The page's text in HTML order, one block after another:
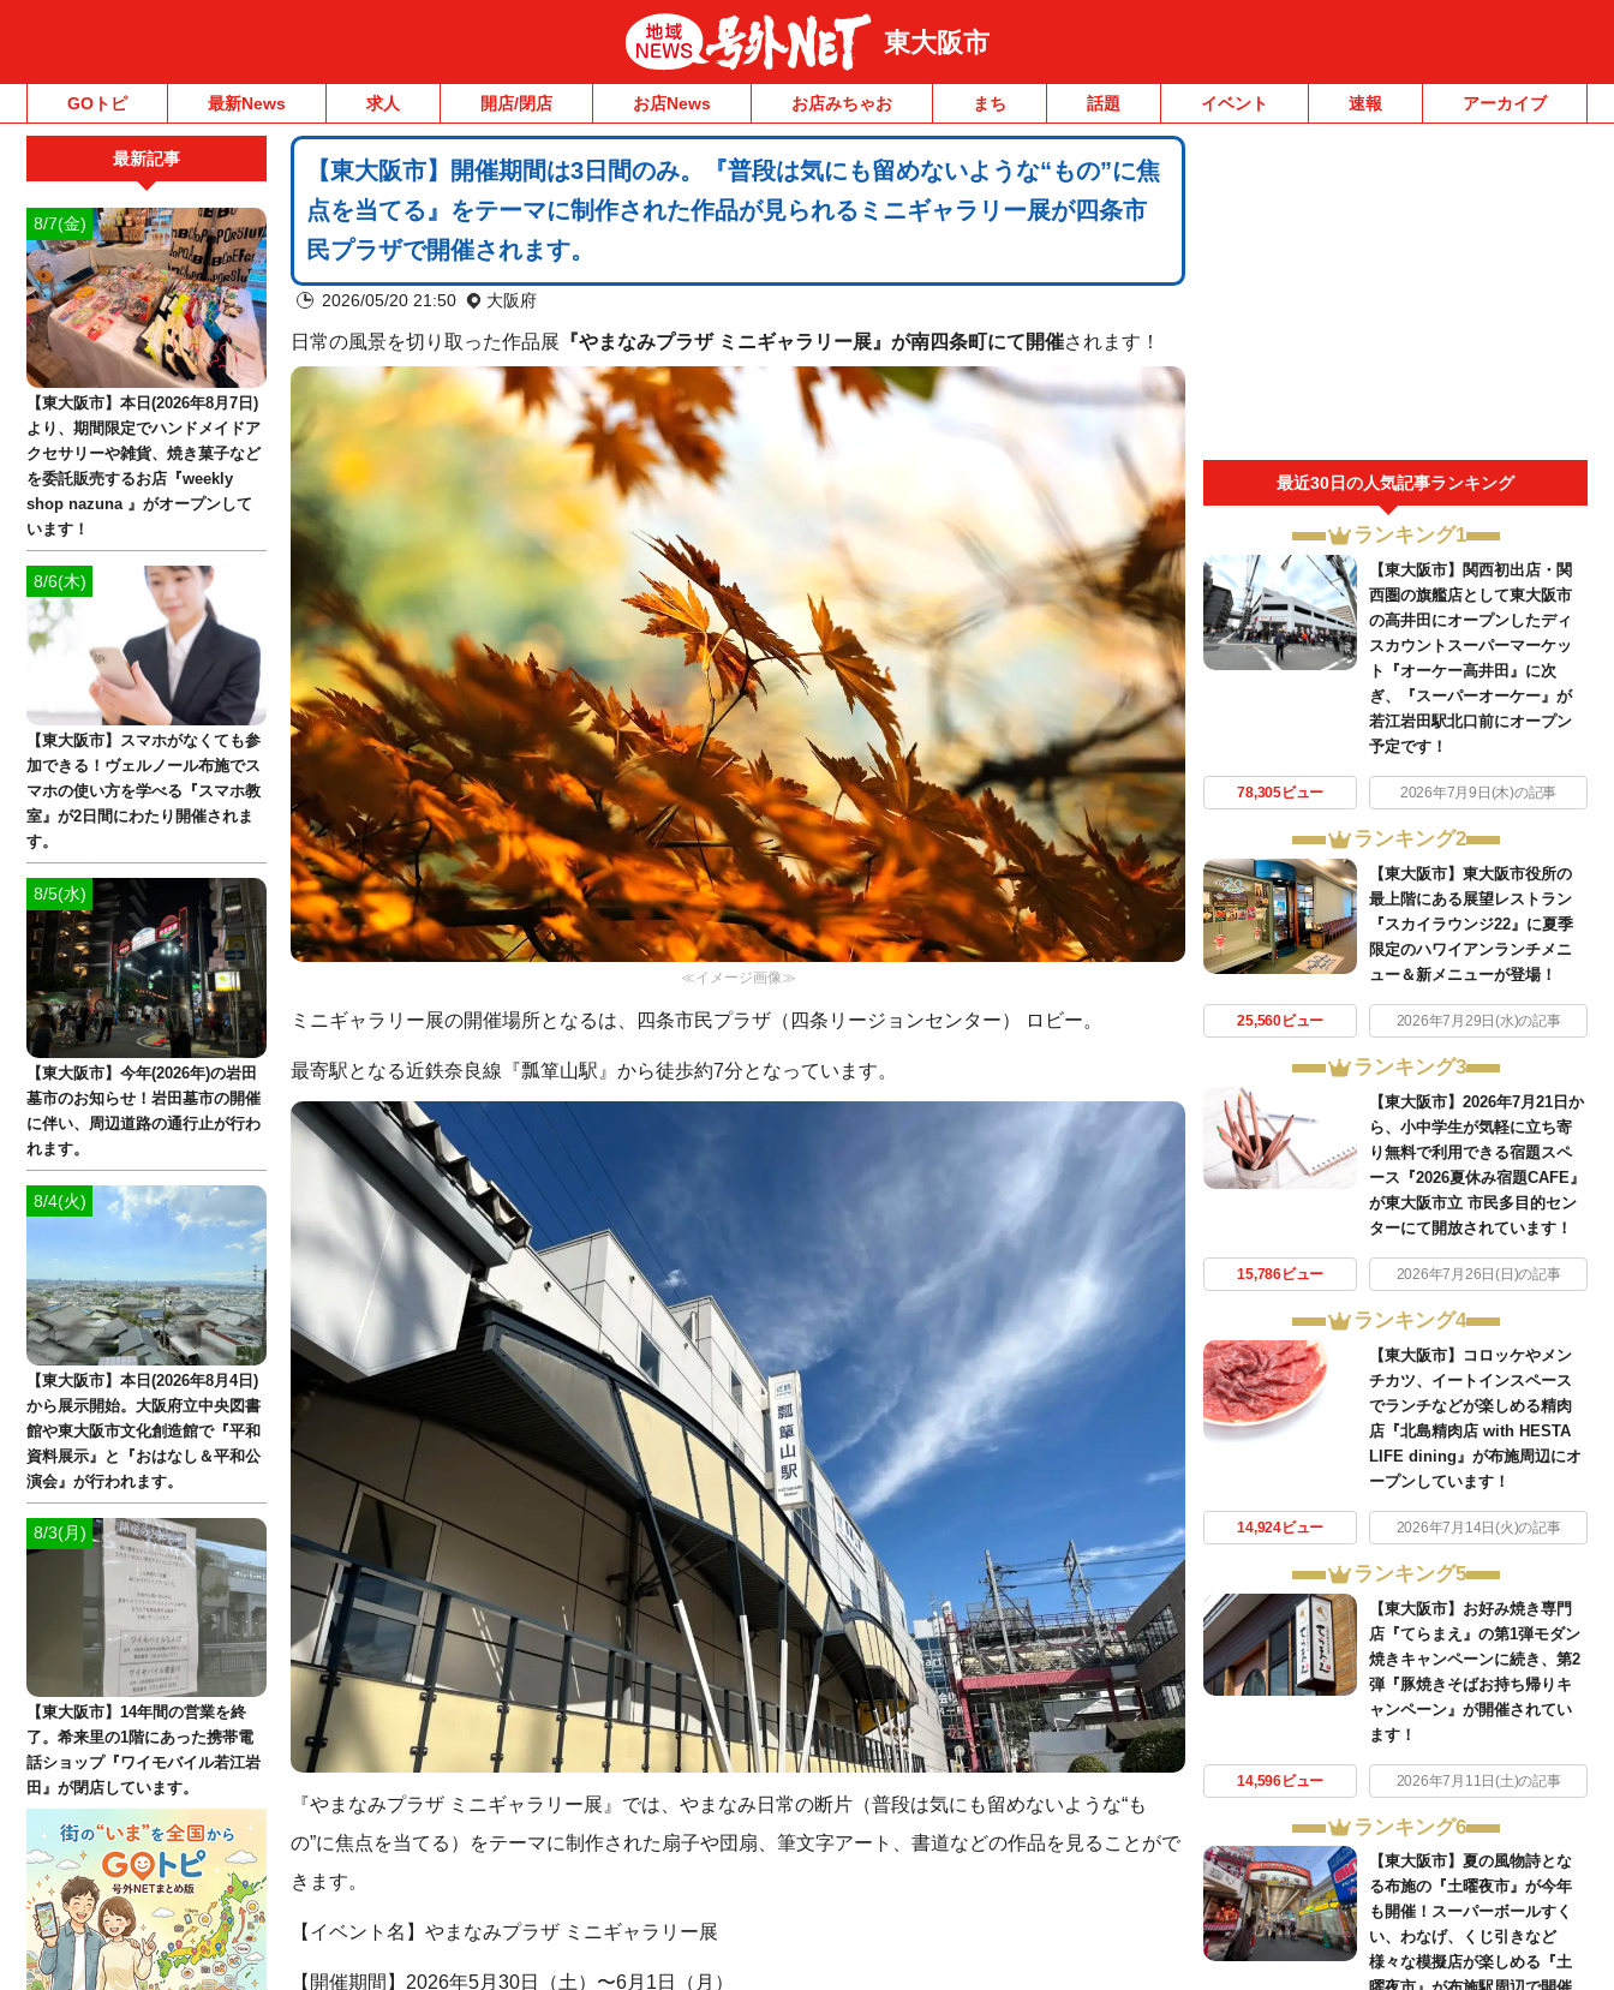
東大阪市
GOトピ 最新News 求人 開店/閉店 お店News お店みちゃお まち 話題 イベント 速報 アーカイブ
【東大阪市】開催期間は3日間のみ。『普段は気にも留めないような“もの”に焦
点を当てる』をテーマに制作された作品が見られるミニギャラリー展が四条市
民プラザで開催されます。
2026/05/20 21:50 大阪府
日常の風景を切り取った作品展 『やまなみプラザ ミニギャラリー展』が南四条町にて開催されます！
≪イメージ画像≫
ミニギャラリー展の開催場所となるは、四条市民プラザ（四条リージョンセンター） ロビー。
最寄駅となる近鉄奈良線『瓢箪山駅』から徒歩約7分となっています。
『やまなみプラザ ミニギャラリー展』では、やまなみ日常の断片（普段は気にも留めないような“も
の”に焦点を当てる）をテーマに制作された扇子や団扇、筆文字アート、書道などの作品を見ることがで
きます。
【イベント名】やまなみプラザ ミニギャラリー展
【開催期間】2026年5月30日（土）〜6月1日（月）
最近30日の人気記事ランキング
ランキング1
【東大阪市】関西初出店・関
西圏の旗艦店として東大阪市
の高井田にオープンしたディ
スカウントスーパーマーケッ
ト『オーケー高井田』に次
ぎ、『スーパーオーケー』が
若江岩田駅北口前にオープン
予定です！
78,305ビュー 2026年7月9日(木)の記事
ランキング2
【東大阪市】東大阪市役所の
最上階にある展望レストラン
『スカイラウンジ22』に夏季
限定のハワイアンランチメニ
ュー＆新メニューが登場！
25,560ビュー 2026年7月29日(水)の記事
ランキング3
【東大阪市】2026年7月21日か
ら、小中学生が気軽に立ち寄
り無料で利用できる宿題スペ
ース『2026夏休み宿題CAFE』
が東大阪市立 市民多目的セン
ターにて開放されています！
15,786ビュー 2026年7月26日(日)の記事
ランキング4
【東大阪市】コロッケやメン
チカツ、イートインスペース
でランチなどが楽しめる精肉
店『北島精肉店 with HESTA
LIFE dining』が布施周辺にオ
ープンしています！
14,924ビュー 2026年7月14日(火)の記事
ランキング5
【東大阪市】お好み焼き専門
店『てらまえ』の第1弾モダン
焼きキャンペーンに続き、第2
弾『豚焼きそばお持ち帰りキ
ャンペーン』が開催されてい
ます！
14,596ビュー 2026年7月11日(土)の記事
ランキング6
【東大阪市】夏の風物詩とな
る布施の『土曜夜市』が今年
も開催！スーパーボールすく
い、わなげ、くじ引きなど
様々な模擬店が楽しめる『土
最新記事
8/7(金)
【東大阪市】本日(2026年8月7日)
より、期間限定でハンドメイドア
クセサリーや雑貨、焼き菓子など
を委託販売するお店『weekly
shop nazuna 』がオープンして
います！
8/6(木)
【東大阪市】スマホがなくても参
加できる！ヴェルノール布施でス
マホの使い方を学べる『スマホ教
室』が2日間にわたり開催されま
す。
8/5(水)
【東大阪市】今年(2026年)の岩田
墓市のお知らせ！岩田墓市の開催
に伴い、周辺道路の通行止が行わ
れます。
8/4(火)
【東大阪市】本日(2026年8月4日)
から展示開始。大阪府立中央図書
館や東大阪市文化創造館で『平和
資料展示』と『おはなし＆平和公
演会』が行われます。
8/3(月)
【東大阪市】14年間の営業を終
了。希来里の1階にあった携帯電
話ショップ『ワイモバイル若江岩
田』が閉店しています。